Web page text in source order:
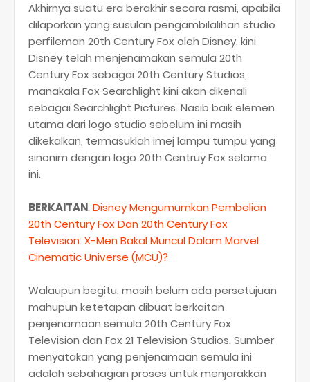
Akhirnya suatu era berakhir secara rasmi, apabila
dilaporkan yang susulan pengambilalihan studio
perfileman 20th Century Fox oleh Disney, kini
Disney telah menjenamakan semula 20th
Century Fox sebagai 20th Century Studios,
manakala Fox Searchlight kini akan dikenali
sebagai Searchlight Pictures. Nasib baik elemen
utama dari logo studio sebelum ini masih
dikekalkan, termasuklah imej lampu tumpu yang
sinonim dengan logo 20th Centruy Fox selama
ini.
BERKAITAN: Disney Mengumumkan Pembelian
20th Century Fox Dan 20th Century Fox
Television: X-Men Bakal Muncul Dalam Marvel
Cinematic Universe (MCU)?
Walaupun begitu, masih belum ada persetujuan
mahupun ketetapan dibuat berkaitan
penjenamaan semula 20th Century Fox
Television dan Fox 21 Television Studios. Sumber
menyatakan yang penjenamaan semula ini
adalah sebahagian proses untuk menjarakkan